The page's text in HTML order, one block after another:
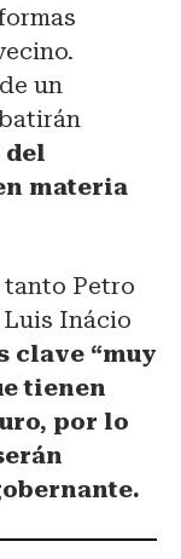
un
del
materia
tanto Petro
Inácio
clave “muy
tienen
por lo